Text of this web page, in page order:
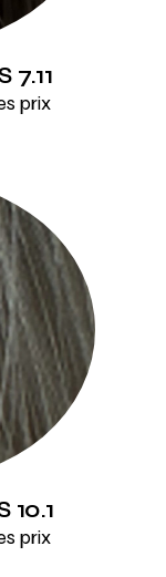
7.11
prix
10.1
prix